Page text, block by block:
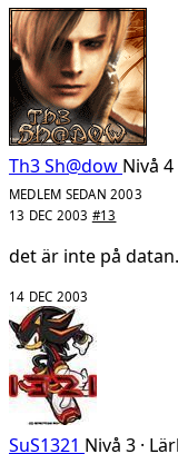
Th3 Sh@dow Nivå 4
MEDLEM SEDAN 2003
13 DEC 2003 #13
det är inte på
14 DEC 2003
SuS1321 Nivå 3 ·